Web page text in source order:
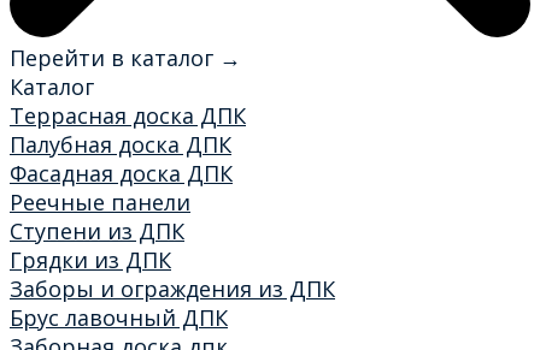
Перейти в каталог →
Каталог
Террасная доска ДПК
Палубная доска ДПК
Фасадная доска ДПК
Реечные панели
Ступени из ДПК
Грядки из ДПК
Заборы и ограждения из ДПК
Брус лавочный ДПК